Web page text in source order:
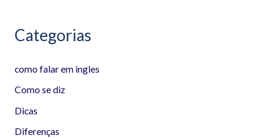
Categorias
como falar em ingles
Como se diz
Dicas
Diferenças